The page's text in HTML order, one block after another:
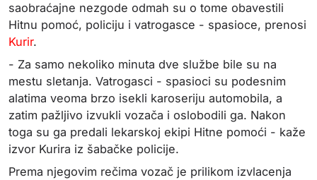
saobraćajne nezgode odmah su o tome obavestili
Hitnu pomoć, policiju i vatrogasce - spasioce, prenosi
Kurir.
- Za samo nekoliko minuta dve službe bile su na
mestu sletanja. Vatrogasci - spasioci su podesnim
alatima veoma brzo isekli karoseriju automobila, a
zatim pažljivo izvukli vozača i oslobodili ga. Nakon
toga su ga predali lekarskoj ekipi Hitne pomoći - kaže
izvor Kurira iz šabačke policije.
Prema njegovim rečima vozač je prilikom izvlacenja